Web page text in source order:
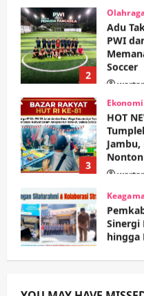
2
Adu
PWI
Soccer
3
HOT
Jambu,
4
Sinergi
hingga